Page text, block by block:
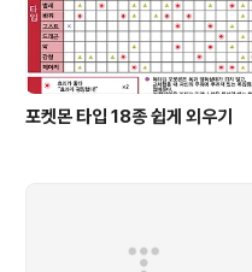
포켓몬 타입 18종 쉽게 외우기